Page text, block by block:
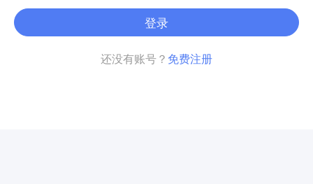
登录
还没有账号？ 免费注册